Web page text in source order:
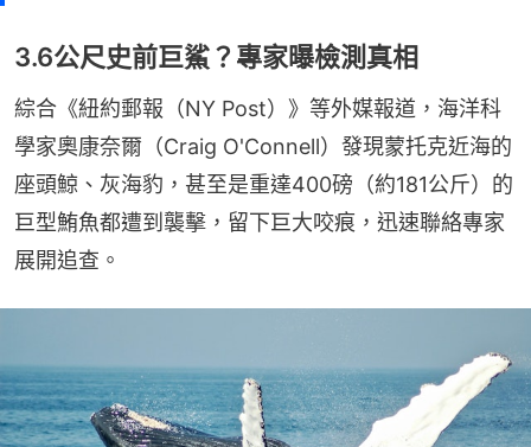
3.6公尺史前巨鯊？專家曝檢測真相
綜合《紐約郵報（NY Post）》等外媒報道，海洋科
學家奧康奈爾（Craig O'Connell）發現蒙托克近海的
座頭鯨、灰海豹，甚至是重達400磅（約181公斤）的
巨型鮪魚都遭到襲擊，留下巨大咬痕，迅速聯絡專家
展開追查。